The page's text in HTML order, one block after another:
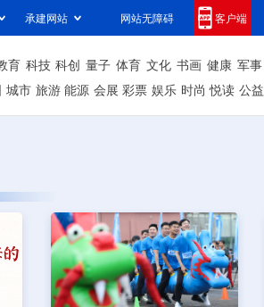
承建网站 网站无障碍 客户端
育 科技 科创 量子 体育 文化 书画 健康 军事
城市 旅游 能源 会展 彩票 娱乐 时尚 悦读 公益